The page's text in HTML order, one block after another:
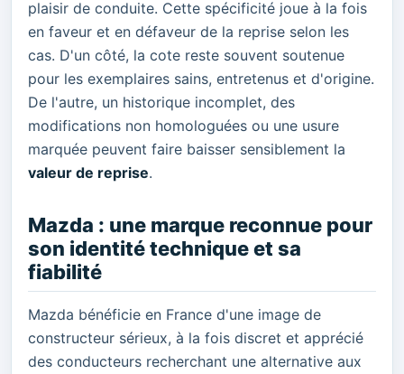
plaisir de conduite. Cette spécificité joue à la fois
en faveur et en défaveur de la reprise selon les
cas. D'un côté, la cote reste souvent soutenue
pour les exemplaires sains, entretenus et d'origine.
De l'autre, un historique incomplet, des
modifications non homologuées ou une usure
marquée peuvent faire baisser sensiblement la
valeur de reprise.
Mazda : une marque reconnue pour
son identité technique et sa
fiabilité
Mazda bénéficie en France d'une image de
constructeur sérieux, à la fois discret et apprécié
des conducteurs recherchant une alternative aux